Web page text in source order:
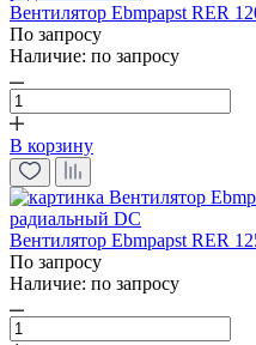
Вентилятор Ebmpapst RER
По запросу
Наличие: по запросу
В корзину
Вентилятор Ebmpapst RER
По запросу
Наличие: по запросу